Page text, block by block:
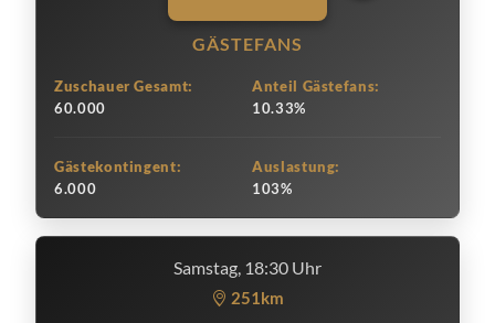
GÄSTEFANS
Zuschauer Gesamt:
60.000
Anteil Gästefans:
10.33%
Gästekontingent:
6.000
Auslastung:
103%
Samstag, 18:30 Uhr
251km